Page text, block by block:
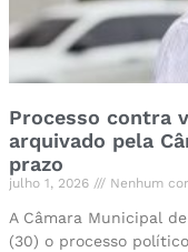
Processo contra
arquivado pela
prazo
julho 1, 2026 Nenhum
A Câmara Municipal
(30) o processo